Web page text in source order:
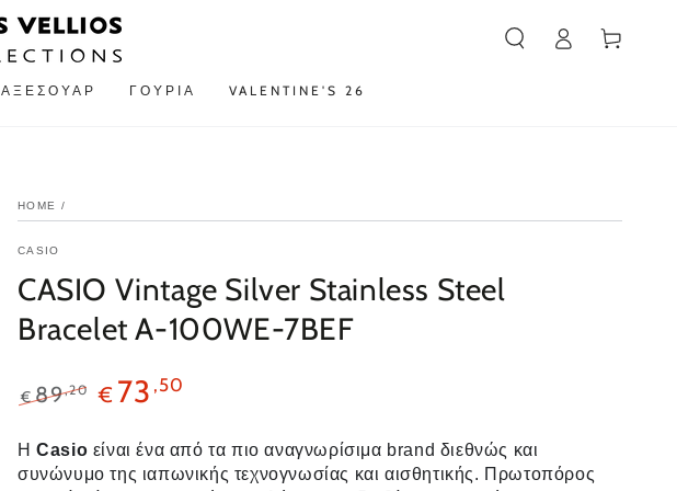
ΑΞΕΣΟΥΆΡ ΓΟΎΡΙΑ VALENTINE'S 26
Καλάθι
HOME /
CASIO
CASIO Vintage Silver Stainless Steel
Bracelet A-100WE-7BEF
€89,20 € 73 ,50
ΗCasio είναι ένα από τα πιο αναγνωρίσιμα brand διεθνώς και
συνώνυμο της ιαπωνικής τεχνογνωσίας και αισθητικής. Πρωτοπόρος